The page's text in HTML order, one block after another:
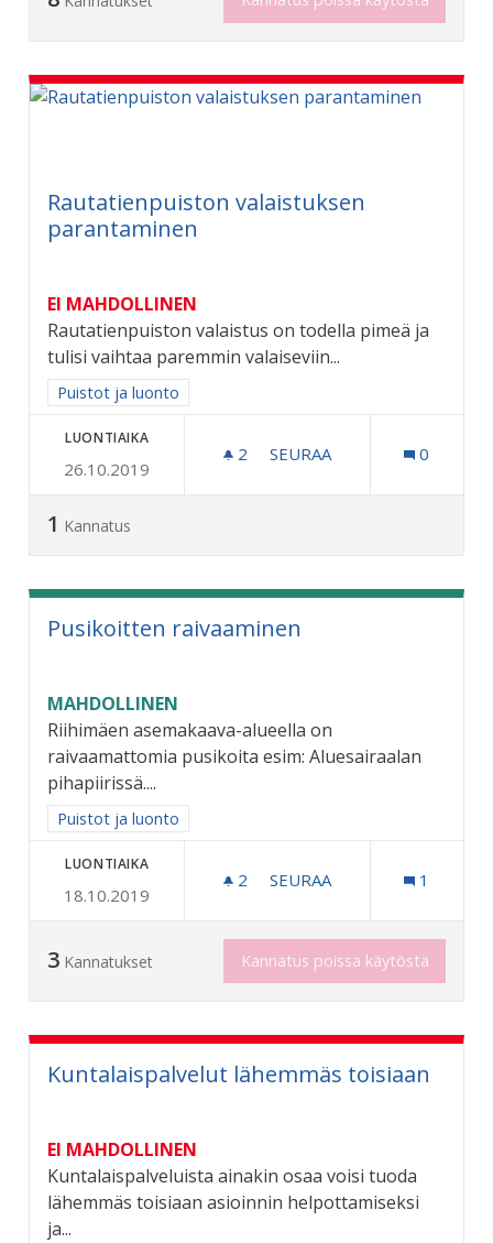
Rautatienpuiston valaistuksen
parantaminen
EI MAHDOLLINEN
Rautatienpuiston valaistus on todella pimeä ja
tulisi vaihtaa paremmin valaiseviin...
Rajaa tulokset aihepiirin mukaan: Puistot ja luonto
Puistot ja luonto
LUONTIAIKA
26.10.2019
2 2 SEURAAJAA
SEURAA 0
1 Kannatus
Pusikoitten raivaaminen
MAHDOLLINEN
Riihimäen asemakaava-alueella on
raivaamattomia pusikoita esim: Aluesairaalan
pihapiirissä....
Rajaa tulokset aihepiirin mukaan: Puistot ja luonto
Puistot ja luonto
LUONTIAIKA
18.10.2019
2 2 SEURAAJAA
SEURAA 1
3 Kannatukset Kannatus poissa käytöstä
Kuntalaispalvelut lähemmäs toisiaan
EI MAHDOLLINEN
Kuntalaispalveluista ainakin osaa voisi tuoda
lähemmäs toisiaan asioinnin helpottamiseksi
ja...